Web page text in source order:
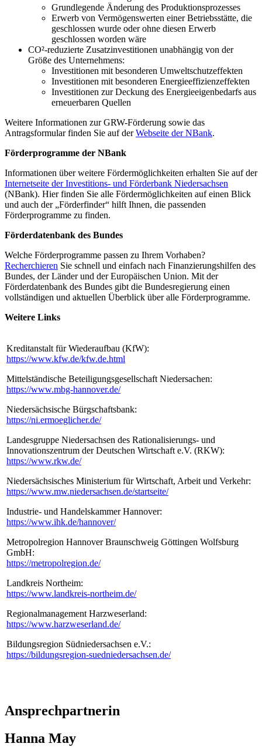
Grundlegende Änderung des Produktionsprozesses
Erwerb von Vermögenswerten einer Betriebsstätte, die
geschlossen wurde oder ohne diesen Erwerb
geschlossen worden wäre
CO²-reduzierte Zusatzinvestitionen unabhängig von der
Größe des Unternehmens:
Investitionen mit besonderen Umweltschutzeffekten
Investitionen mit besonderen Energieeffizienzeffekten
Investitionen zur Deckung des Energieeigenbedarfs aus
erneuerbaren Quellen
Weitere Informationen zur GRW-Förderung sowie das
Antragsformular finden Sie auf derWebseite der NBank.
Förderprogramme der NBank
Informationen über weitere Fördermöglichkeiten erhalten Sie auf der
Internetseite der Investitions- und Förderbank Niedersachsen
(NBank). Hier finden Sie alle Fördermöglichkeiten auf einen Blick
und auch der „Förderfinder“ hilft Ihnen, die passenden
Förderprogramme zu finden.
Förderdatenbank des Bundes
Welche Förderprogramme passen zu Ihrem Vorhaben?
Recherchieren Sie schnell und einfach nach Finanzierungshilfen des
Bundes, der Länder und der Europäischen Union. Mit der
Förderdatenbank des Bundes gibt die Bundesregierung einen
vollständigen und aktuellen Überblick über alle Förderprogramme.
Weitere Links
Kreditanstalt für Wiederaufbau (KfW):
https://www.kfw.de/kfw.de.html
Mittelständische Beteiligungsgesellschaft Niedersachen:
https://www.mbg-hannover.de/
Niedersächsische Bürgschaftsbank:
https://ni.ermoeglicher.de/
Landesgruppe Niedersachsen des Rationalisierungs- und
Innovationszentrum der Deutschen Wirtschaft e.V. (RKW):
https://www.rkw.de/
Niedersächsisches Ministerium für Wirtschaft, Arbeit und Verkehr:
https://www.mw.niedersachsen.de/startseite/
Industrie- und Handelskammer Hannover:
https://www.ihk.de/hannover/
Metropolregion Hannover Braunschweig Göttingen Wolfsburg
GmbH:
https://metropolregion.de/
Landkreis Northeim:
https://www.landkreis-northeim.de/
Regionalmanagement Harzweserland:
https://www.harzweserland.de/
Bildungsregion Südniedersachsen e.V.:
https://bildungsregion-suedniedersachsen.de/
Ansprechpartnerin
Hanna May